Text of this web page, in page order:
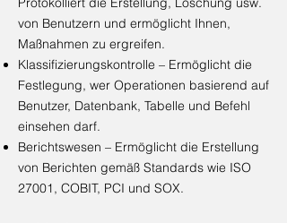
von Benutzern und ermöglicht Ihnen,
Maßnahmen zu ergreifen.
Klassifizierungskontrolle – Ermöglicht die
Festlegung, wer Operationen basierend auf
Benutzer, Datenbank, Tabelle und Befehl
einsehen darf.
Berichtswesen – Ermöglicht die Erstellung
von Berichten gemäß Standards wie ISO
27001, COBIT, PCI und SOX.